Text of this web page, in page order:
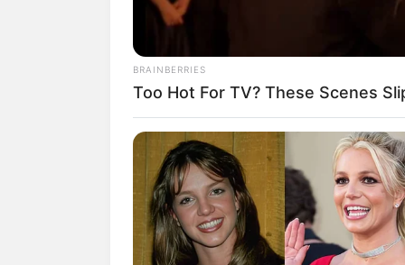
Bilderfreigabe: Die Bilder
benutzt werden. Weiteres
Das Wissen, das die
der universitären Welt
Quermania folgen:
BRAINBERRIES
Too Hot For TV? These Scenes